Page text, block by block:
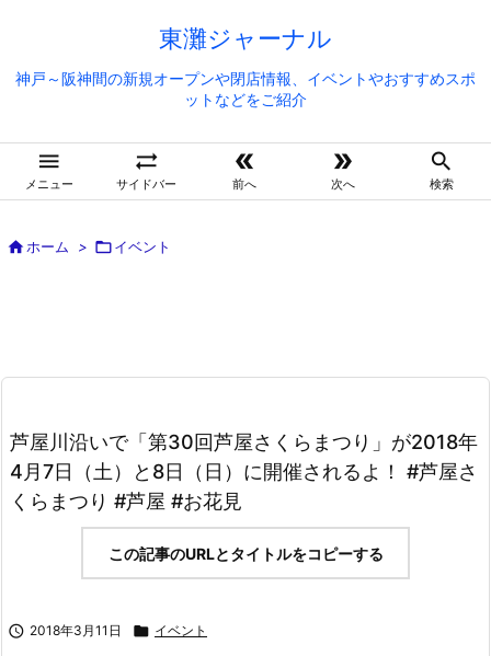
東灘ジャーナル
神戸～阪神間の新規オープンや閉店情報、イベントやおすすめスポ
ットなどをご紹介

メニュー

サイドバー

前へ

次へ

検索
ホーム > イベント
芦屋川沿いで「第30回芦屋さくらまつり」が2018年
4月7日（土）と8日（日）に開催されるよ！ #芦屋さ
くらまつり #芦屋 #お花見
この記事のURLとタイトルをコピーする
 2018年3月11日  イベント